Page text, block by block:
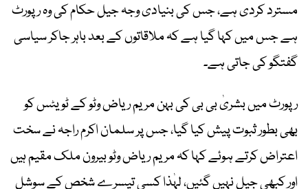
مسترد کردی ہے، جس کی بنیادی وجہ جیل حکام کی وہ رپورٹ
ہے جس میں کہا گیا ہے کہ ملاقاتوں کے بعد باہر جاکر سیاسی
گفتگو کی جاتی ہے۔
رپورٹ میں بشریٰ بی بی کی بہن مریم ریاض وٹو کے ٹویٹس کو
بھی بطور ثبوت پیش کیا گیا، جس پر سلمان اکرم راجہ نے سخت
اعتراض کرتے ہوئے کہا کہ مریم ریاض وٹو بیرون ملک مقیم ہیں
اور کبھی جیل نہیں گئیں، لہٰذا کسی تیسرے شخص کے سوشل